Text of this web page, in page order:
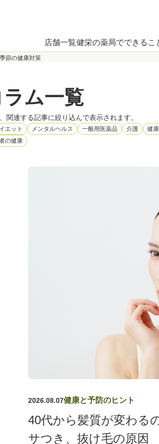
店舗一覧健栄の薬局でできるこ
季節の健康対策
ム一覧
関連する記事に絞り込んで表示されます。
エット メンタルヘルス 一般用医薬品 介護 健
の健康
2026.08.07健康と予防のヒント
40代から髪質が変わる
サつき、抜け毛の原因